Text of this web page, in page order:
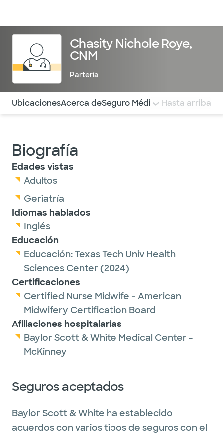
Chasity Nichole Roye,
CNM
Partería
Utilice esta navegación para saltar rápidamente a
UbicacionesAcerca deSeguro Médico COMENTARIOS
Hasta arriba
Biografía
Edades vistas
Adultos
Geriatría
Idiomas hablados
Inglés
Educación
Educación:Texas Tech Univ Health
Sciences Center (2024)
Certificaciones
Certified Nurse Midwife - American
Midwifery Certification Board
Afiliaciones hospitalarias
Baylor Scott & White Medical Center -
McKinney
Seguros aceptados
Baylor Scott & White ha establecido
acuerdos con varios tipos de seguros con el